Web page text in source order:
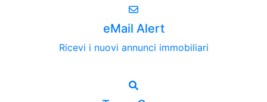
eMail Alert
Ricevi i nuovi annunci immobiliari